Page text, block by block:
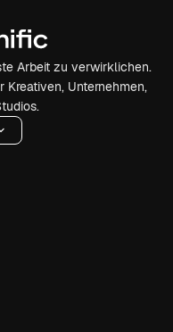
Arbeit zu verwirklichen.
Kreativen, Unternehmen,